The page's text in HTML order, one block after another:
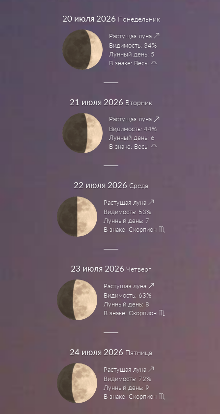
20 июля 2026 Понедельник
Растущая луна
Видимость: 34%
Лунный день: 5
В знаке: Весы
21 июля 2026 Вторник
Растущая луна
Видимость: 44%
Лунный день: 6
В знаке: Весы
22 июля 2026 Среда
Растущая луна
Видимость: 53%
Лунный день: 7
В знаке: Скорпион
23 июля 2026 Четверг
Растущая луна
Видимость: 63%
Лунный день: 8
В знаке: Скорпион
24 июля 2026 Пятница
Растущая луна
Видимость: 72%
Лунный день: 9
В знаке: Скорпион